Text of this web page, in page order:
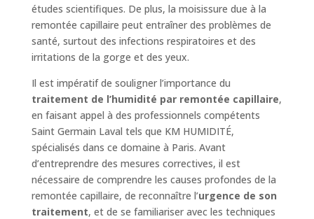
études scientifiques. De plus, la moisissure due à la
remontée capillaire peut entraîner des problèmes de
santé, surtout des infections respiratoires et des
irritations de la gorge et des yeux.
Il est impératif de souligner l’importance du
traitement de l’humidité par remontée capillaire,
en faisant appel à des professionnels compétents
Saint Germain Laval tels que KM HUMIDITÉ,
spécialisés dans ce domaine à Paris. Avant
d’entreprendre des mesures correctives, il est
nécessaire de comprendre les causes profondes de la
remontée capillaire, de reconnaître l’urgence de son
traitement, et de se familiariser avec les techniques